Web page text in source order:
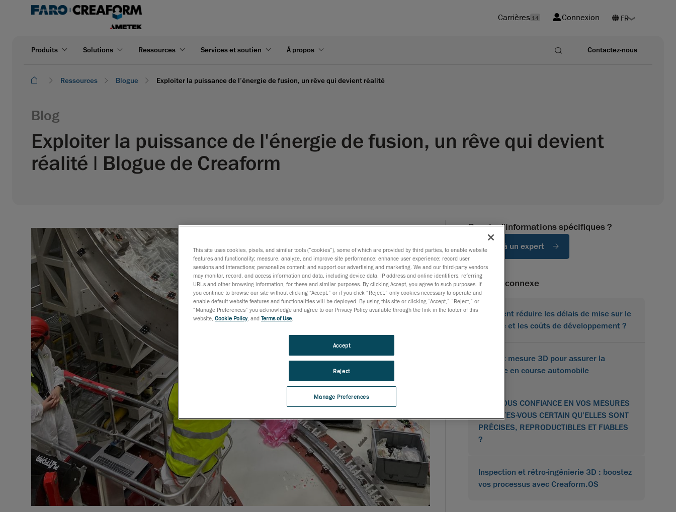
Carrières 14 Connexion
Produits Solutions Ressources Services et soutien À propos Contactez-nous
Ressources Blogue Exploiter la puissance de l’énergie de fusion, un rêve qui devient réalité
Blog
Exploiter la puissance de l'énergie de fusion, un rêve qui devient
réalité | Blogue de Creaform
Besoin d'informations spécifiques ?
Parlez à un expert
Contenu connexe
Comment réduire les délais de mise sur le
marché et les coûts de développement ?
Scan et mesure 3D pour assurer la
réussite en course automobile
AVEZ-VOUS CONFIANCE EN VOS MESURES
3D ? ÊTES-VOUS CERTAIN QU’ELLES SONT
PRÉCISES, REPRODUCTIBLES ET FIABLES
?
Inspection et rétro-ingénierie 3D : boostez
vos processus avec Creaform.OS
This site uses cookies, pixels, and similar tools (“cookies”), some of which are provided by third parties, to enable website
features and functionality; measure, analyze, and improve site performance; enhance user experience; record user
sessions and interactions; personalize content; and support our advertising and marketing. We and our third-party vendors
may monitor, record, and access information and data, including device data, IP address and online identifiers, referring
URLs and other browsing information, for these and similar purposes. By clicking Accept, you agree to such purposes. If
you continue to browse our site without clicking “Accept,” or if you click “Reject,” only cookies necessary to operate and
enable default website features and functionalities will be deployed. By using this site or clicking “Accept,” “Reject,” or
“Manage Preferences” you acknowledge and agree to our Privacy Policy available through the link in the footer of this
website, Cookie Policy, and Terms of Use
Manage Preferences
Reject
Accept